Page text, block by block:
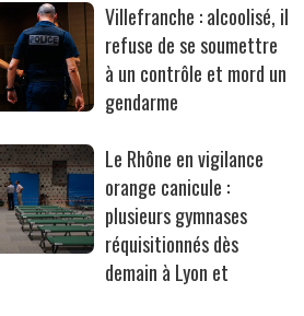
Villefranche : alcoolisé, il
refuse de se soumettre
à un contrôle et mord un
gendarme
Le Rhône en vigilance
orange canicule :
plusieurs gymnases
réquisitionnés dès
demain à Lyon et